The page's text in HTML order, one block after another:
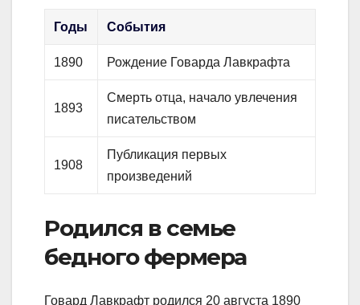
Годы События
1890 Рождение Говарда Лавкрафта
1893
Смерть отца, начало увлечения
писательством
1908
Публикация первых
произведений
Родился в семье
бедного фермера
Говард Лавкрафт родился 20 августа 1890